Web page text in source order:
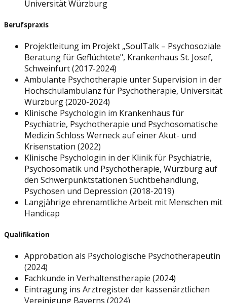
Universität Würzburg
Berufspraxis
Projektleitung im Projekt „SoulTalk – Psychosoziale
Beratung für Geflüchtete", Krankenhaus St. Josef,
Schweinfurt (2017-2024)
Ambulante Psychotherapie unter Supervision in der
Hochschulambulanz für Psychotherapie, Universität
Würzburg (2020-2024)
Klinische Psychologin im Krankenhaus für
Psychiatrie, Psychotherapie und Psychosomatische
Medizin Schloss Werneck auf einer Akut- und
Krisenstation (2022)
Klinische Psychologin in der Klinik für Psychiatrie,
Psychosomatik und Psychotherapie, Würzburg auf
den Schwerpunktstationen Suchtbehandlung,
Psychosen und Depression (2018-2019)
Langjährige ehrenamtliche Arbeit mit Menschen mit
Handicap
Qualifikation
Approbation als Psychologische Psychotherapeutin
(2024)
Fachkunde in Verhaltenstherapie (2024)
Eintragung ins Arztregister der kassenärztlichen
Vereinigung Bayerns (2024)